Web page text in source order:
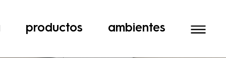
productos ambientes